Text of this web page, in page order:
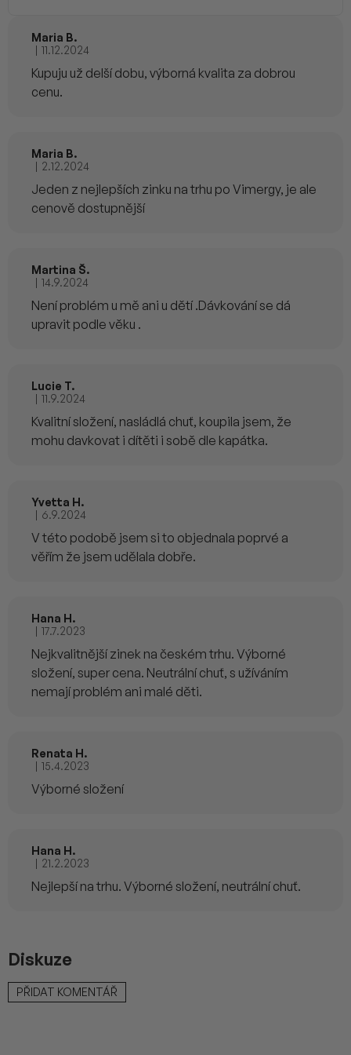
Maria B.
Hodnocení produktu je 5 z 5 hvězdiček.
| 11.12.2024
Kupuju už delší dobu, výborná kvalita za dobrou
cenu.
Maria B.
Hodnocení produktu je 5 z 5 hvězdiček.
| 2.12.2024
Jeden z nejlepších zinku na trhu po Vimergy, je ale
cenově dostupnější
Martina Š.
Hodnocení produktu je 5 z 5 hvězdiček.
| 14.9.2024
Není problém u mě ani u dětí .Dávkování se dá
upravit podle věku .
Lucie T.
Hodnocení produktu je 5 z 5 hvězdiček.
| 11.9.2024
Kvalitní složení, nasládlá chuť, koupila jsem, že
mohu davkovat i dítěti i sobě dle kapátka.
Yvetta H.
Hodnocení produktu je 5 z 5 hvězdiček.
| 6.9.2024
V této podobě jsem si to objednala poprvé a
věřím že jsem udělala dobře.
Hana H.
Hodnocení produktu je 5 z 5 hvězdiček.
| 17.7.2023
Nejkvalitnější zinek na českém trhu. Výborné
složení, super cena. Neutrální chuť, s užíváním
nemají problém ani malé děti.
Renata H.
Hodnocení produktu je 5 z 5 hvězdiček.
| 15.4.2023
Výborné složení
Hana H.
Hodnocení produktu je 5 z 5 hvězdiček.
| 21.2.2023
Nejlepší na trhu. Výborné složení, neutrální chuť.
Diskuze
PŘIDAT KOMENTÁŘ